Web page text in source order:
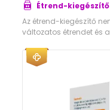
Étrend-kiegészítő
Az étrend-kiegészítő
változatos étrendet és